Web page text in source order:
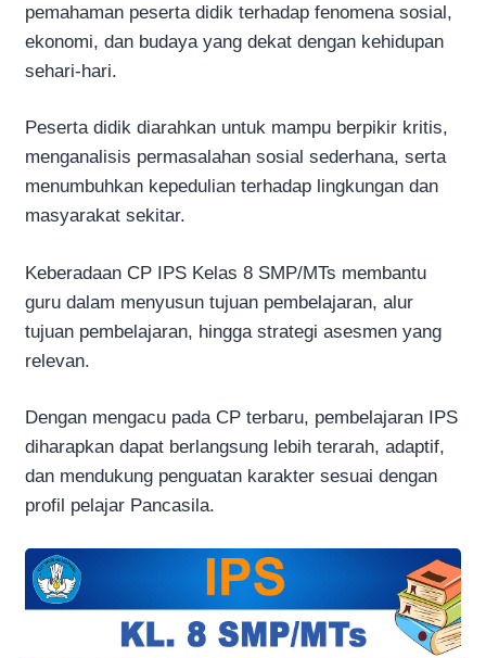
pemahaman peserta didik terhadap fenomena sosial,
ekonomi, dan budaya yang dekat dengan kehidupan
sehari-hari.
Peserta didik diarahkan untuk mampu berpikir kritis,
menganalisis permasalahan sosial sederhana, serta
menumbuhkan kepedulian terhadap lingkungan dan
masyarakat sekitar.
Keberadaan CP IPS Kelas 8 SMP/MTs membantu
guru dalam menyusun tujuan pembelajaran, alur
tujuan pembelajaran, hingga strategi asesmen yang
relevan.
Dengan mengacu pada CP terbaru, pembelajaran IPS
diharapkan dapat berlangsung lebih terarah, adaptif,
dan mendukung penguatan karakter sesuai dengan
profil pelajar Pancasila.